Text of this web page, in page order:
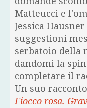
Matteucci e
Jessica
suggestioni
serbatoio della
dandomi la
completare il
Un suo
Fiocco rosa.